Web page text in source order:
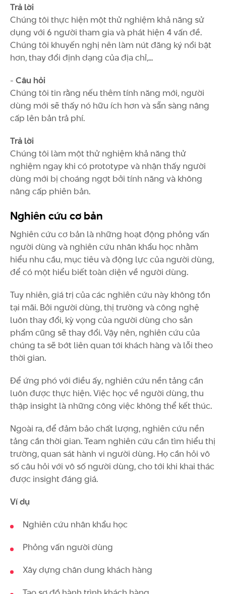
Trả lời
Chúng tôi thực hiện một thử nghiệm khả năng sử
dụng với 6 người tham gia và phát hiện 4 vấn đề.
Chúng tôi khuyến nghị nên làm nút đăng ký nổi bật
hơn, thay đổi định dạng của địa chỉ,...
- Câu hỏi
Chúng tôi tin rằng nếu thêm tính năng mới, người
dùng mới sẽ thấy nó hữu ích hơn và sẵn sàng nâng
cấp lên bản trả phí.
Trả lời
Chúng tôi làm một thử nghiệm khả năng thử
nghiệm ngay khi có prototype và nhận thấy người
dùng mới bị choáng ngợt bởi tính năng và không
nâng cấp phiên bản.
Nghiên cứu cơ bản
Nghiên cứu cơ bản là những hoạt động phỏng vấn
người dùng và nghiên cứu nhân khẩu học nhằm
hiểu nhu cầu, mục tiêu và động lực của người dùng,
để có một hiểu biết toàn diện về người dùng.
Tuy nhiên, giá trị của các nghiên cứu này không tồn
tại mãi. Bởi người dùng, thị trường và công nghệ
luôn thay đổi, kỳ vọng của người dùng cho sản
phẩm cũng sẽ thay đổi. Vậy nên, nghiên cứu của
chúng ta sẽ bớt liên quan tới khách hàng và lỗi theo
thời gian.
Để ứng phó với điều ấy, nghiên cứu nền tảng cần
luôn được thực hiện. Việc học về người dùng, thu
thập insight là những công việc không thể kết thúc.
Ngoài ra, để đảm bảo chất lượng, nghiên cứu nền
tảng cần thời gian. Team nghiên cứu cần tìm hiểu thị
trường, quan sát hành vi người dùng. Họ cần hỏi vô
số câu hỏi với vô số người dùng, cho tới khi khai thác
được insight đáng giá.
Ví dụ
Nghiên cứu nhân khẩu học
Phỏng vấn người dùng
Xây dựng chân dung khách hàng